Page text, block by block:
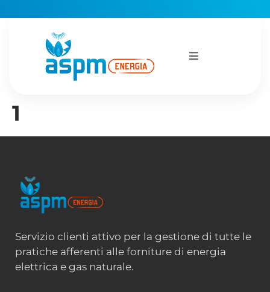
1
Servizio clienti attivo per la gestione di tutte le
pratiche afferenti alle forniture di energia
elettrica e gas naturale.